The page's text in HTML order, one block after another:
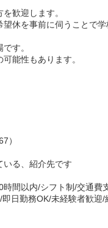
歓迎します。
休を事前に伺うことで
す。
能性もあります。
）
いる、紹介先です
間以内/シフト制/交通費
日勤務OK/未経験者歓迎/